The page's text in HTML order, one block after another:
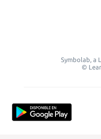
Symbolab, a
©